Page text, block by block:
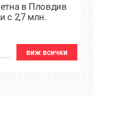
в Пловдив
с 2,7 млн.
виж всички